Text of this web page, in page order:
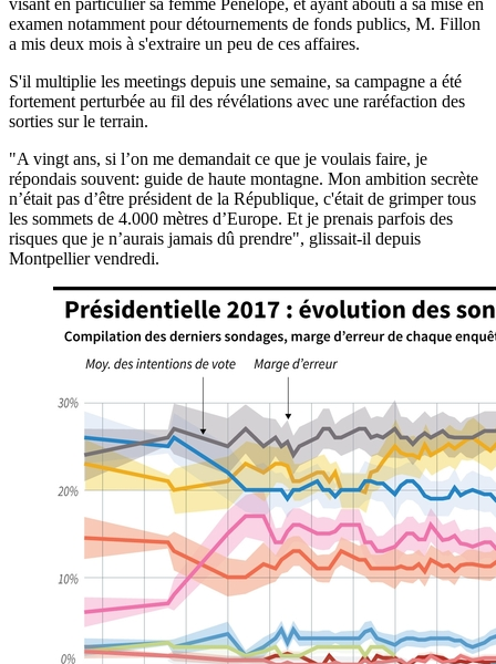
examen notamment pour détournements de fonds publics, M. Fillon
a mis deux mois à s'extraire un peu de ces affaires.
S'il multiplie les meetings depuis une semaine, sa campagne a été
fortement perturbée au fil des révélations avec une raréfaction des
sorties sur le terrain.
"A vingt ans, si l’on me demandait ce que je voulais faire, je
répondais souvent: guide de haute montagne. Mon ambition secrète
n’était pas d’être président de la République, c'était de grimper tous
les sommets de 4.000 mètres d’Europe. Et je prenais parfois des
risques que je n’aurais jamais dû prendre", glissait-il depuis
Montpellier vendredi.